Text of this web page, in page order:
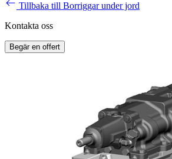
Tillbaka till Borriggar under jord
Kontakta oss
Begär en offert